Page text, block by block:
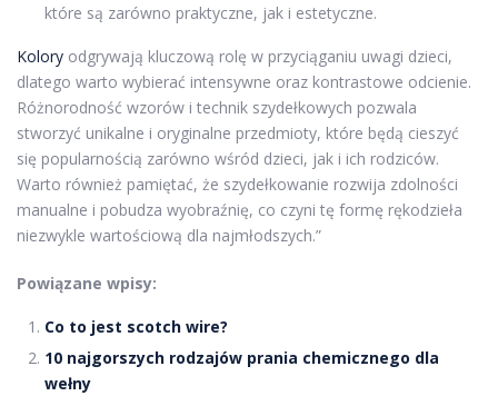
które są zarówno praktyczne, jak i estetyczne.
Kolory odgrywają kluczową rolę w przyciąganiu uwagi dzieci,
dlatego warto wybierać intensywne oraz kontrastowe odcienie.
Różnorodność wzorów i technik szydełkowych pozwala
stworzyć unikalne i oryginalne przedmioty, które będą cieszyć
się popularnością zarówno wśród dzieci, jak i ich rodziców.
Warto również pamiętać, że szydełkowanie rozwija zdolności
manualne i pobudza wyobraźnię, co czyni tę formę rękodzieła
niezwykle wartościową dla najmłodszych.”
Powiązane wpisy:
Co to jest scotch wire?
10 najgorszych rodzajów prania chemicznego dla
wełny